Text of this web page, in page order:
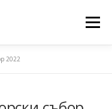
Меню
2022